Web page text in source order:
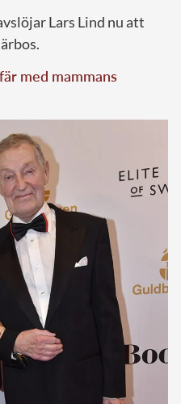
Lars Lind nu att
med mammans